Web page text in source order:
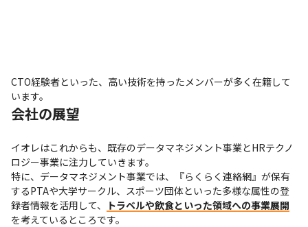
CTO経験者といった、高い技術を持ったメンバーが多く在籍して
います。
会社の展望
イオレはこれからも、既存のデータマネジメント事業とHRテクノ
ロジー事業に注力していきます。
特に、データマネジメント事業では、『らくらく連絡網』が保有
するPTAや大学サークル、スポーツ団体といった多様な属性の登
録者情報を活用して、
トラベルや飲食といった領域への事業展開
を考えているところです。